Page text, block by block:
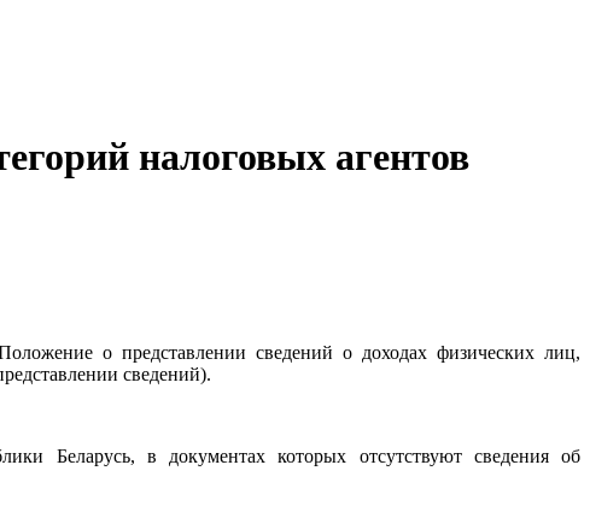
налоговых агентов
о представлении сведений о доходах физических лиц,
сведений).
Беларусь, в документах которых отсутствуют сведения об